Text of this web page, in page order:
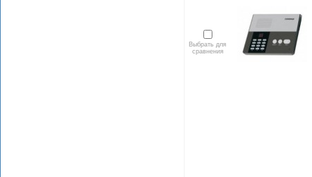
Выбрать для
сравнения